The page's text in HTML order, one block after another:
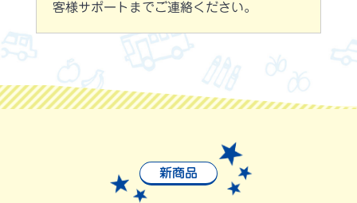
客様サポートまでご連絡ください。
新商品